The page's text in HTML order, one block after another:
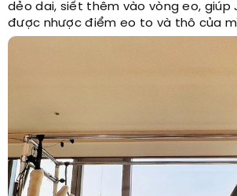
dẻo dai, siết thêm vào vòng eo, giúp
được nhược điểm eo to và thô của